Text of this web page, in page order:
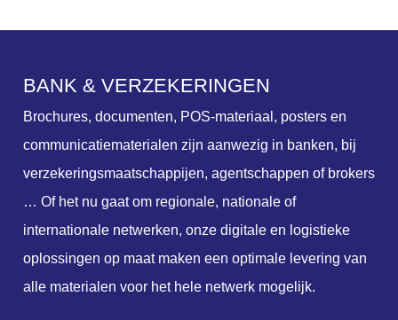
BANK & VERZEKERINGEN
Brochures, documenten, POS-materiaal, posters en
communicatiematerialen zijn aanwezig in banken, bij
verzekeringsmaatschappijen, agentschappen of brokers
… Of het nu gaat om regionale, nationale of
internationale netwerken, onze digitale en logistieke
oplossingen op maat maken een optimale levering van
alle materialen voor het hele netwerk mogelijk.